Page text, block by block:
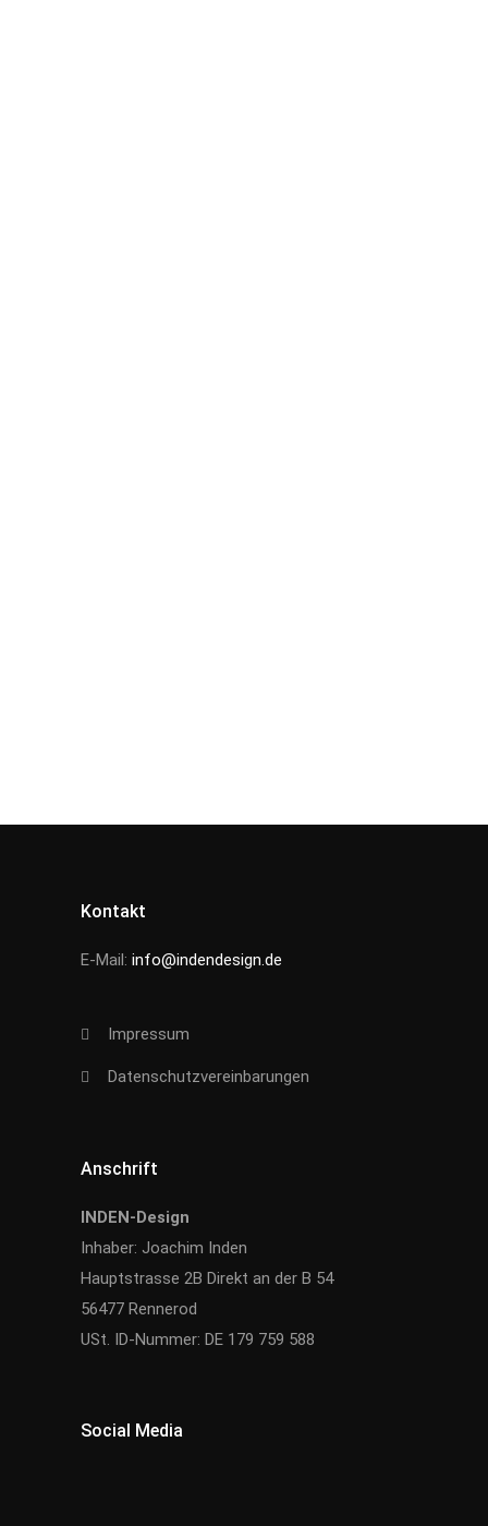
Kontakt
E-Mail: info@indendesign.de
Impressum
Datenschutzvereinbarungen
Anschrift
INDEN-Design
Inhaber: Joachim Inden
Hauptstrasse 2B Direkt an der B 54
56477 Rennerod
USt. ID-Nummer: DE 179 759 588
Social Media